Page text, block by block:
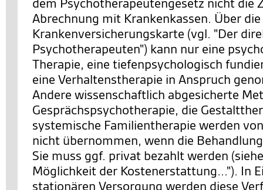
Abrechnung mit Krankenkassen. Über die
Krankenversicherungskarte (vgl. "Der
Psychotherapeuten") kann nur eine
Therapie, eine tiefenpsychologisch
eine Verhaltenstherapie in Anspruch
Andere wissenschaftlich abgesicherte
Gesprächspsychotherapie, die
systemische Familientherapie werden
nicht übernommen, wenn die
Sie muss ggf. privat bezahlt werden
Möglichkeit der Kostenerstattung..."). In
stationären Versorgung werden diese